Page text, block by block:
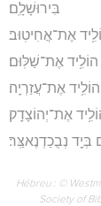
בִּירוּשָׁלִָֽם׃
אֶת־אֲחִיטֽוּב׃
אֶת־שַׁלּֽוּם׃
אֶת־עֲזַרְיָֽה׃
אֶת־יְהוֹצָדָֽק׃
בְּיַ֖ד נְבֻכַדְנֶאצַּֽר׃
Hébreu : ©
Society of